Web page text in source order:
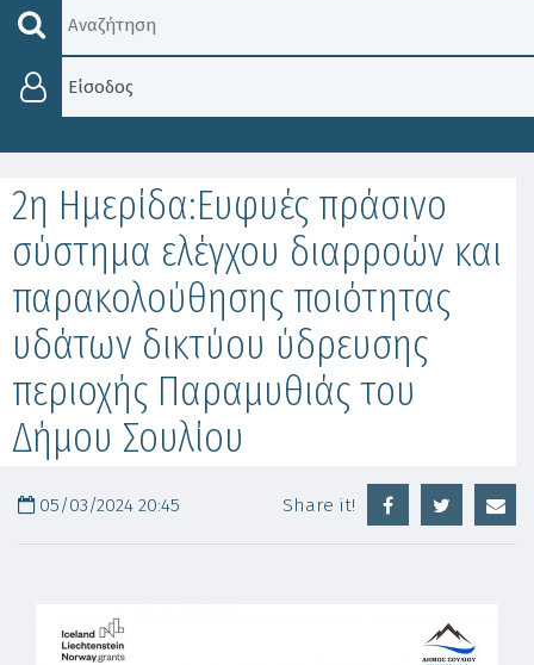
Είσοδος
2η Ημερίδα:Ευφυές πράσινο
σύστημα ελέγχου διαρροών και
παρακολούθησης ποιότητας
υδάτων δικτύου ύδρευσης
περιοχής Παραμυθιάς του
Δήμου Σουλίου
05/03/2024 20:45 Share it!